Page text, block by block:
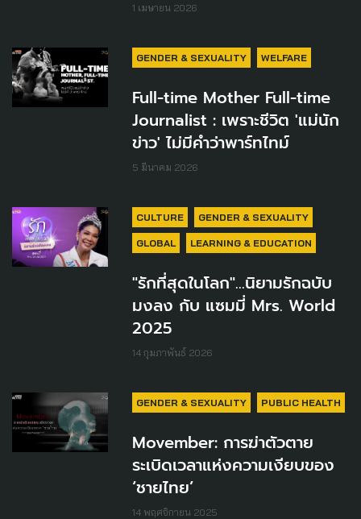
1 เมษายน 2026
GENDER & SEXUALITY WELFARE
Full-time Mother Full-time
Journalist : เพราะชีวิต 'แม่นัก
ข่าว' ไม่มีคำว่าพาร์ทไทม์
5 มีนาคม 2026
CULTURE GENDER & SEXUALITY
GLOBAL LEARNING & EDUCATION
"รักที่สุดในโลก"…นิยามรักฉบับ
มงลง กับ แซมมี่ Mrs. World
2025
14 กุมภาพันธ์ 2026
GENDER & SEXUALITY PUBLIC HEALTH
Movember: การฆ่าตัวตาย
ระเบิดเวลาแห่งความเงียบของ
‘ชายไทย’
14 พฤศจิกายน 2025